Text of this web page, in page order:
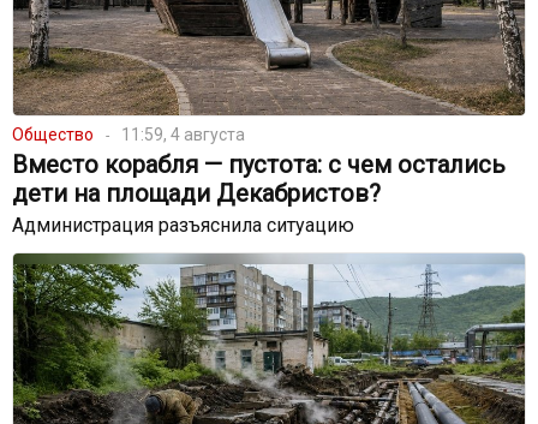
Общество 11:59, 4 августа
Вместо корабля — пустота: с чем остались
дети на площади Декабристов?
Администрация разъяснила ситуацию